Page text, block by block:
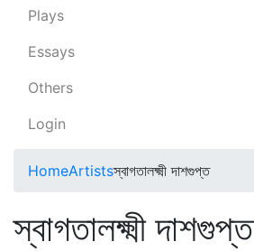
Plays
Essays
Others
Login
HomeArtistsস্বাগতালক্ষ্মী দাশগুপ্ত
স্বাগতালক্ষ্মী দাশগুপ্ত